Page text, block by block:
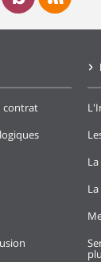
contrat